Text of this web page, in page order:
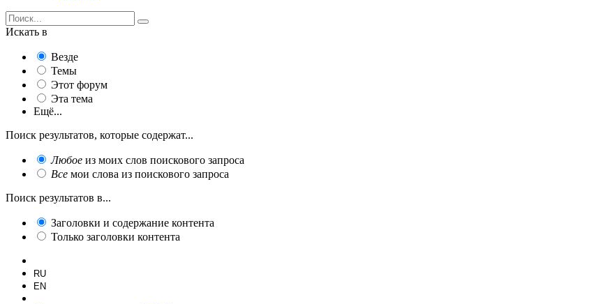
Искать в
Везде
Темы
Этот форум
Эта тема
Ещё...
Поиск результатов, которые содержат...
Любое из моих слов поискового запроса
Все мои слова из поискового запроса
Поиск результатов в...
Заголовки и содержание контента
Только заголовки контента
RU
EN